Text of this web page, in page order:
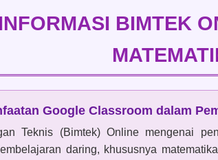
INFORMASI BIMTEK
Google Classroom dalam
Teknis (Bimtek) Online mengenai
daring, khususnya